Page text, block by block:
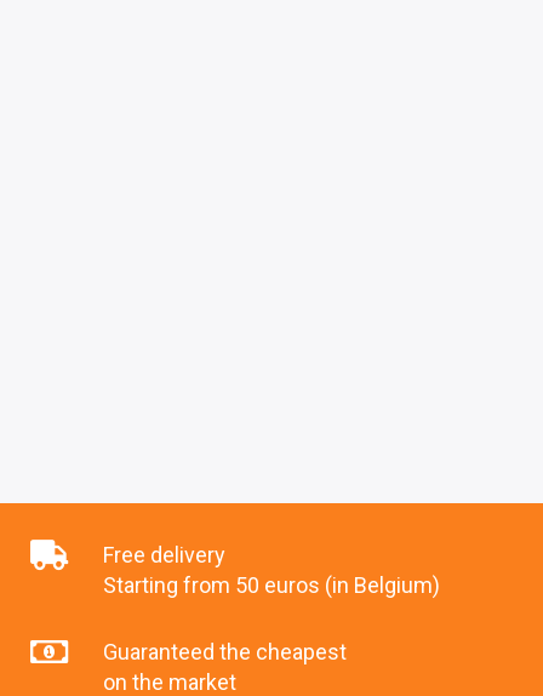
Free delivery
Starting from 50 euros (in Belgium)
Guaranteed the cheapest
on the market